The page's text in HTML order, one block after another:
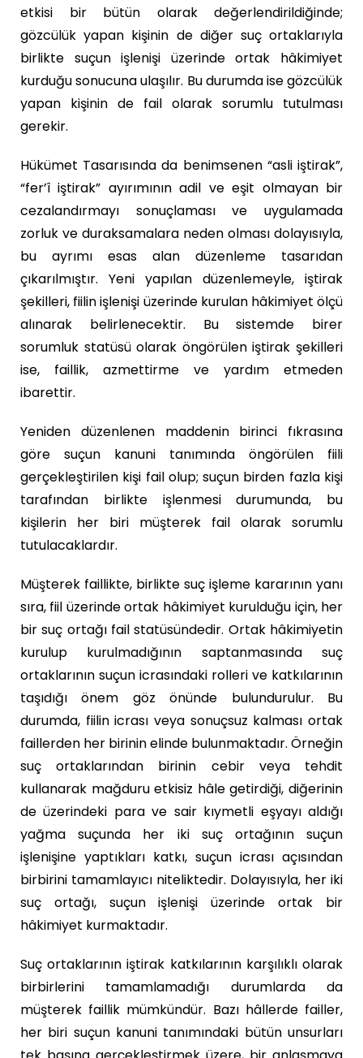
etkisi bir bütün olarak değerlendirildiğinde;
gözcülük yapan kişinin de diğer suç ortaklarıyla
birlikte suçun işlenişi üzerinde ortak hâkimiyet
kurduğu sonucuna ulaşılır. Bu durumda ise gözcülük
yapan kişinin de fail olarak sorumlu tutulması
gerekir.
Hükümet Tasarısında da benimsenen “asli iştirak”,
“fer’î iştirak” ayırımının adil ve eşit olmayan bir
cezalandırmayı sonuçlaması ve uygulamada
zorluk ve duraksamalara neden olması dolayısıyla,
bu ayrımı esas alan düzenleme tasarıdan
çıkarılmıştır. Yeni yapılan düzenlemeyle, iştirak
şekilleri, fiilin işlenişi üzerinde kurulan hâkimiyet ölçü
alınarak belirlenecektir. Bu sistemde birer
sorumluk statüsü olarak öngörülen iştirak şekilleri
ise, faillik, azmettirme ve yardım etmeden
ibarettir.
Yeniden düzenlenen maddenin birinci fıkrasına
göre suçun kanuni tanımında öngörülen fiili
gerçekleştirilen kişi fail olup; suçun birden fazla kişi
tarafından birlikte işlenmesi durumunda, bu
kişilerin her biri müşterek fail olarak sorumlu
tutulacaklardır.
Müşterek faillikte, birlikte suç işleme kararının yanı
sıra, fiil üzerinde ortak hâkimiyet kurulduğu için, her
bir suç ortağı fail statüsündedir. Ortak hâkimiyetin
kurulup kurulmadığının saptanmasında suç
ortaklarının suçun icrasındaki rolleri ve katkılarının
taşıdığı önem göz önünde bulundurulur. Bu
durumda, fiilin icrası veya sonuçsuz kalması ortak
faillerden her birinin elinde bulunmaktadır. Örneğin
suç ortaklarından birinin cebir veya tehdit
kullanarak mağduru etkisiz hâle getirdiği, diğerinin
de üzerindeki para ve sair kıymetli eşyayı aldığı
yağma suçunda her iki suç ortağının suçun
işlenişine yaptıkları katkı, suçun icrası açısından
birbirini tamamlayıcı niteliktedir. Dolayısıyla, her iki
suç ortağı, suçun işlenişi üzerinde ortak bir
hâkimiyet kurmaktadır.
Suç ortaklarının iştirak katkılarının karşılıklı olarak
birbirlerini tamamlamadığı durumlarda da
müşterek faillik mümkündür. Bazı hâllerde failler,
her biri suçun kanuni tanımındaki bütün unsurları